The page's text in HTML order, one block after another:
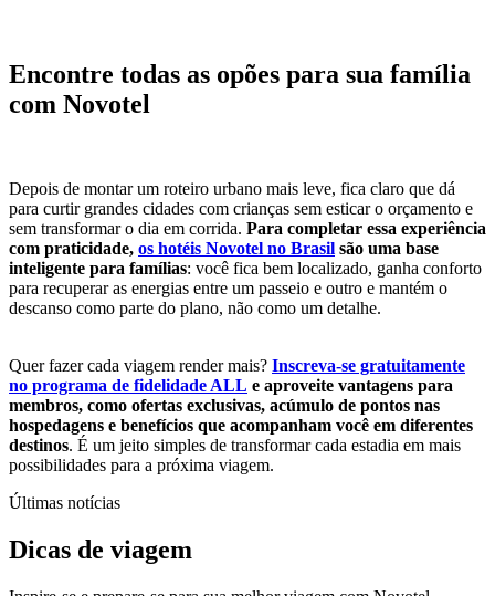
Encontre todas as opões para sua família
com Novotel
Depois de montar um roteiro urbano mais leve, fica claro que dá
para curtir grandes cidades com crianças sem esticar o orçamento e
sem transformar o dia em corrida. Para completar essa experiência
com praticidade, os hotéis Novotel no Brasil são uma base
inteligente para famílias: você fica bem localizado, ganha conforto
para recuperar as energias entre um passeio e outro e mantém o
descanso como parte do plano, não como um detalhe.
Quer fazer cada viagem render mais? Inscreva-se gratuitamente
no programa de fidelidade ALL e aproveite vantagens para
membros, como ofertas exclusivas, acúmulo de pontos nas
hospedagens e benefícios que acompanham você em diferentes
destinos. É um jeito simples de transformar cada estadia em mais
possibilidades para a próxima viagem.
Últimas notícias
Dicas de viagem